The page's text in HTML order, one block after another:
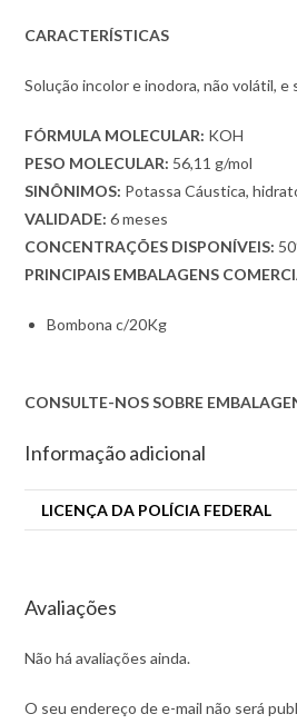
CARACTERÍSTICAS
Solução incolor e inodora, não volátil, e
FÓRMULA MOLECULAR: KOH
PESO MOLECULAR: 56,11 g/mol
SINÔNIMOS: Potassa Cáustica,
VALIDADE:6 meses
CONCENTRAÇÕES DISPONÍVEIS:
PRINCIPAIS EMBALAGENS
Bombona c/20Kg
CONSULTE-NOS SOBRE
Informação adicional
LICENÇA DA POLÍCIA FEDERAL
Avaliações
Não há avaliações ainda.
O seu endereço de e-mail não será